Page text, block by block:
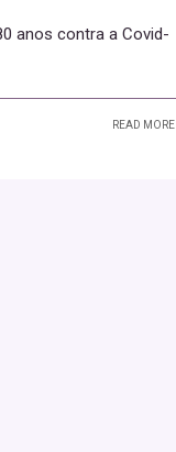
anos contra a Covid-
READ MORE